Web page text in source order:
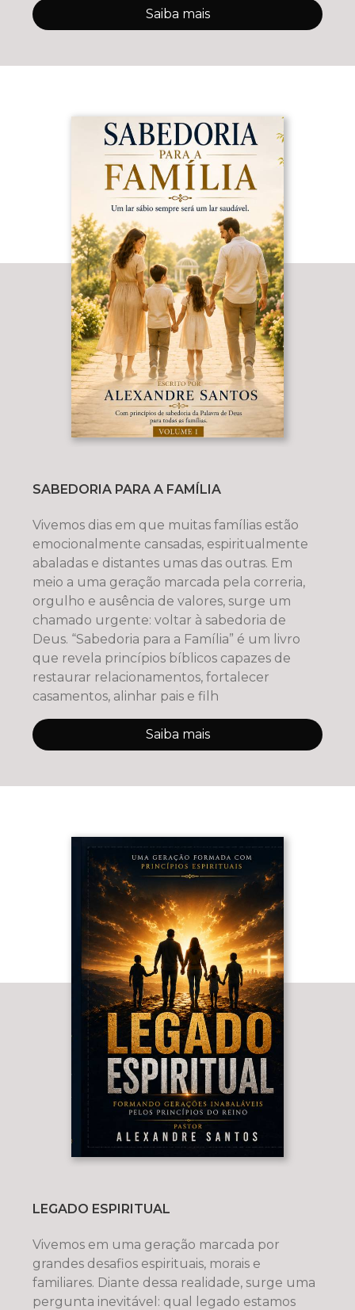
Saiba mais
SABEDORIA PARA A FAMÍLIA
Vivemos dias em que muitas famílias estão
emocionalmente cansadas, espiritualmente
abaladas e distantes umas das outras. Em
meio a uma geração marcada pela correria,
orgulho e ausência de valores, surge um
chamado urgente: voltar à sabedoria de
Deus. “Sabedoria para a Família” é um livro
que revela princípios bíblicos capazes de
restaurar relacionamentos, fortalecer
casamentos, alinhar pais e filh
Saiba mais
LEGADO ESPIRITUAL
Vivemos em uma geração marcada por
grandes desafios espirituais, morais e
familiares. Diante dessa realidade, surge uma
pergunta inevitável: qual legado estamos